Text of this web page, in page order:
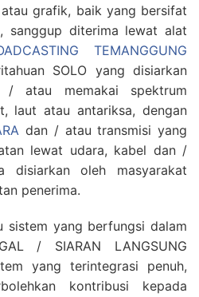
grafik, baik yang bersifat
sanggup diterima lewat alat
TEMANGGUNG
SOLO yang disiarkan
/ atau memakai spektrum
laut atau antariksa, dengan
dan / atau transmisi yang
lewat udara, kabel dan /
disiarkan oleh masyarakat
penerima.
sistem yang berfungsi dalam
/ SIARAN LANGSUNG
yang terintegrasi penuh,
kontribusi kepada